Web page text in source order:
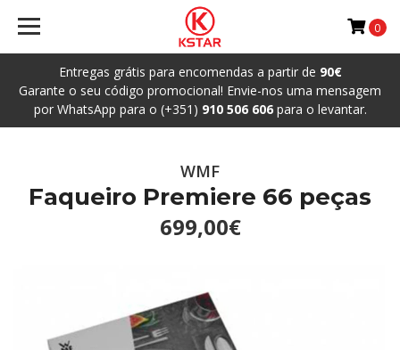
Entregas grátis para encomendas a partir de 90€
Garante o seu código promocional! Envie-nos uma mensagem
por WhatsApp para o (+351) 910 506 606para o levantar.
0
WMF
Faqueiro Premiere 66 peças
699,00€